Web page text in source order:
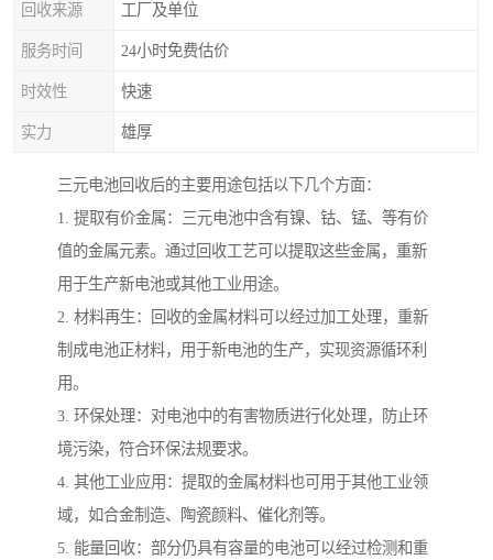
回收来源 工厂及单位
服务时间 24小时免费估价
时效性 快速
实力 雄厚
三元电池回收后的主要用途包括以下几个方面：
1. 提取有价金属：三元电池中含有镍、钴、锰、等有价
值的金属元素。通过回收工艺可以提取这些金属，重新
用于生产新电池或其他工业用途。
2. 材料再生：回收的金属材料可以经过加工处理，重新
制成电池正材料，用于新电池的生产，实现资源循环利
用。
3. 环保处理：对电池中的有害物质进行化处理，防止环
境污染，符合环保法规要求。
4. 其他工业应用：提取的金属材料也可用于其他工业领
域，如合金制造、陶瓷颜料、催化剂等。
5. 能量回收：部分仍具有容量的电池可以经过检测和重